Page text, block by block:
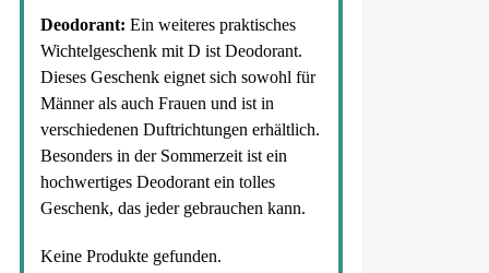
Deodorant: Ein weiteres praktisches
Wichtelgeschenk mit D ist Deodorant.
Dieses Geschenk eignet sich sowohl für
Männer als auch Frauen und ist in
verschiedenen Duftrichtungen erhältlich.
Besonders in der Sommerzeit ist ein
hochwertiges Deodorant ein tolles
Geschenk, das jeder gebrauchen kann.
Keine Produkte gefunden.